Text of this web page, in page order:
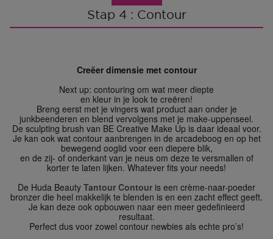
Stap 4 : Contour
Creëer dimensie met contour
Next up: contouring om wat meer diepte
en kleur in je look te creëren!
Breng eerst met je vingers wat product aan onder je
junkbeenderen en blend vervolgens met je make-uppenseel.
De sculpting brush van BE Creative Make Up is daar ideaal voor.
Je kan ook wat contour aanbrengen in de arcadeboog en op het
bewegend ooglid voor een diepere blik,
en de zij- of onderkant van je neus om deze te versmallen of
korter te laten lijken. Whatever fits your needs!
De Huda Beauty Tantour Contour is een crème-naar-poeder
bronzer die heel makkelijk te blenden is en een zacht effect geeft.
Je kan deze ook opbouwen naar een meer gedefinieerd
resultaat.
Perfect dus voor zowel contour newbies als echte pro’s!